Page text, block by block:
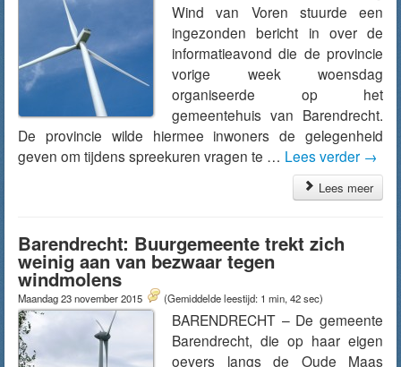
Wind van Voren stuurde een
ingezonden bericht in over de
informatieavond die de provincie
vorige week woensdag
organiseerde op het
gemeentehuis van Barendrecht.
De provincie wilde hiermee inwoners de gelegenheid
geven om tijdens spreekuren vragen te … Lees verder →
Lees meer
Barendrecht: Buurgemeente trekt zich
weinig aan van bezwaar tegen
windmolens
Maandag 23 november 2015 (Gemiddelde leestijd: 1 min, 42 sec)
BARENDRECHT – De gemeente
Barendrecht, die op haar eigen
oevers langs de Oude Maas